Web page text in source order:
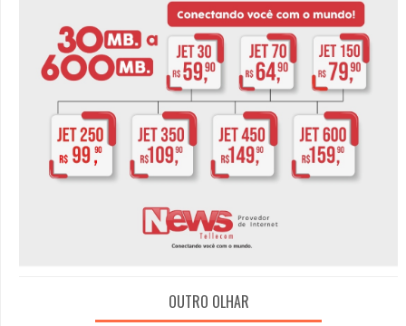
OUTRO OLHAR